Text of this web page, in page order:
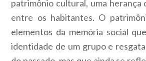
patrimônio cultural, uma herança
entre os habitantes. O
elementos da memória social
identidade de um grupo e